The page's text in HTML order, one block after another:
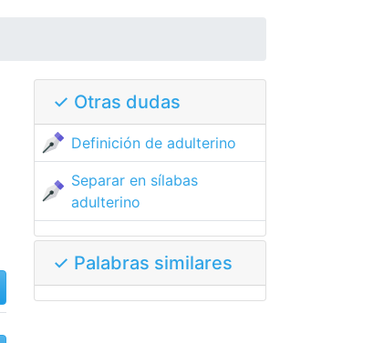
✓ Otras dudas
Definición de adulterino
Separar en sílabas
adulterino
✓ Palabras similares